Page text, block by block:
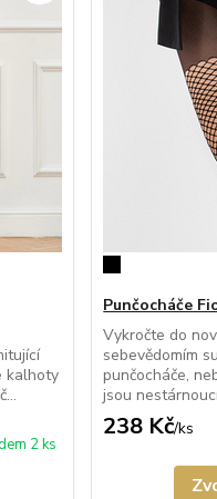
kalhoty
2 ks
Punčocháče
Vykročte do
sebevědomím
punčocháče,
jsou
238 Kč/ks